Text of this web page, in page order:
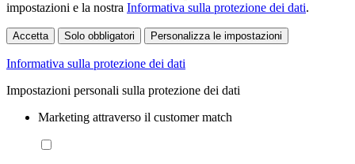
impostazioni e la nostra Informativa sulla protezione dei dati.
Accetta Solo obbligatori Personalizza le impostazioni
Informativa sulla protezione dei dati
Impostazioni personali sulla protezione dei dati
Marketing attraverso il customer match